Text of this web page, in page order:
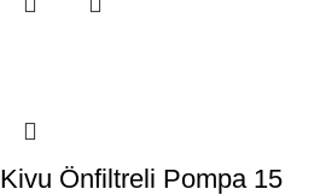
Kivu Önfiltreli Pompa 15